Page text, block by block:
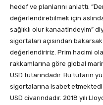
hedef ve planlarını anlattı.
değerlendirebilmek için
sağlıklı olur kanaatindeyim”
sigortaları açısından
değerlendiririz. Prim hacimi
rakkamlarına göre global
USD tutarındadır. Bu tutarın
sigortalarına isabet
USD civarındadır. 2018 yılı